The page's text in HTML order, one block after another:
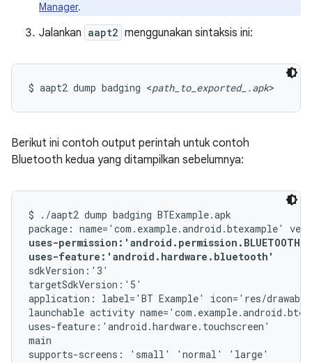
Manager.
Jalankan aapt2 menggunakan sintaksis ini:
$ aapt2 dump badging <path_to_exported_.apk>
Berikut ini contoh output perintah untuk contoh
Bluetooth kedua yang ditampilkan sebelumnya:
$ ./aapt2 dump badging BTExample.apk
uses-
uses-feature:'android.hardware.bluetooth'
sdkVersion:'3'
targetSdkVersion:'5'
application: label='BT Example' icon='res/
launchable activity
uses-feature:'android.hardware.touchscreen'
main
supports-screens: 'small' 'normal' 'large'